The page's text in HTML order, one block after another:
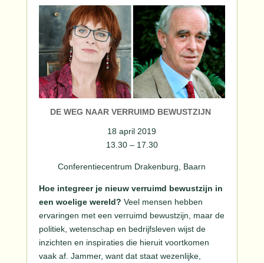
DE WEG NAAR VERRUIMD BEWUSTZIJN
18 april 2019
13.30 – 17.30
Conferentiecentrum Drakenburg, Baarn
Hoe integreer je nieuw verruimd bewustzijn in
een woelige wereld? Veel mensen hebben
ervaringen met een verruimd bewustzijn, maar de
politiek, wetenschap en bedrijfsleven wijst de
inzichten en inspiraties die hieruit voortkomen
vaak af. Jammer, want dat staat wezenlijke,